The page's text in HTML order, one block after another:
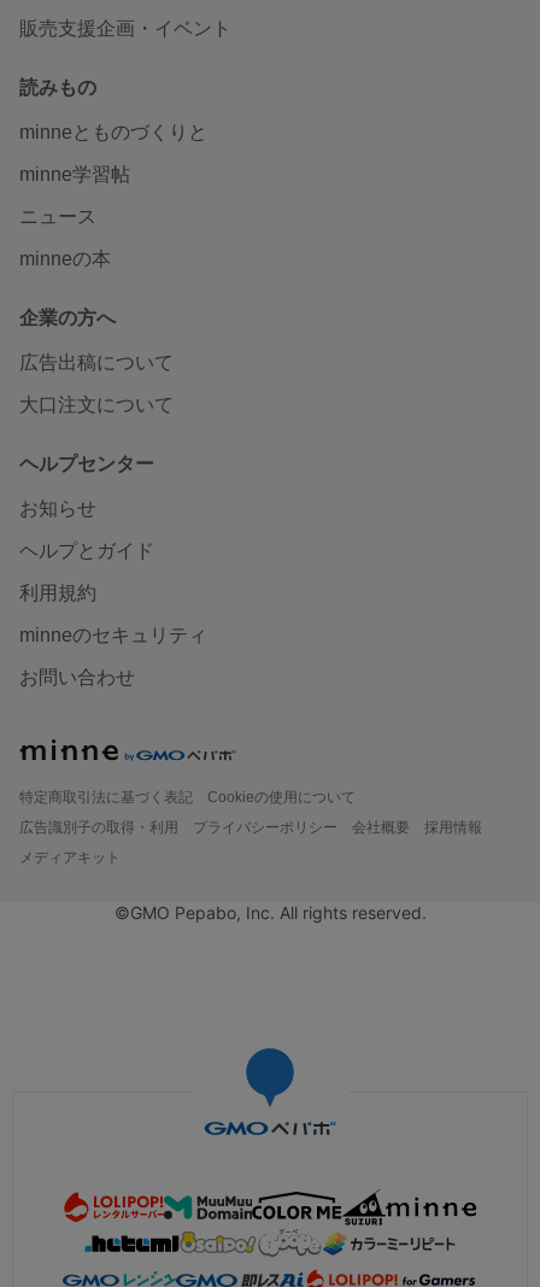
販売支援企画・イベント
読みもの
minneとものづくりと
minne学習帖
ニュース
minneの本
企業の方へ
広告出稿について
大口注文について
ヘルプセンター
お知らせ
ヘルプとガイド
利用規約
minneのセキュリティ
お問い合わせ
特定商取引法に基づく表記
Cookieの使用について
広告識別子の取得・利用
プライバシーポリシー 会社概要
採用情報
メディアキット
©GMO Pepabo, Inc. All rights reserved.